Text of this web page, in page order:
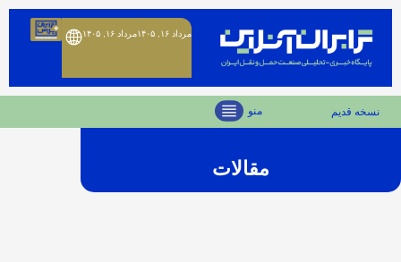
مرداد ۱۶, ۱۴۰۵ مرداد ۱۶, ۱۴۰۵
نسخه قدیم منو
مقالات